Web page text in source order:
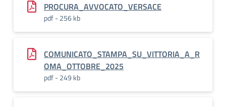
PROCURA_AVVOCATO_VERSACE
pdf - 256 kb
COMUNICATO_STAMPA_SU_VITTORIA_A_R
OMA_OTTOBRE_2025
pdf - 249 kb